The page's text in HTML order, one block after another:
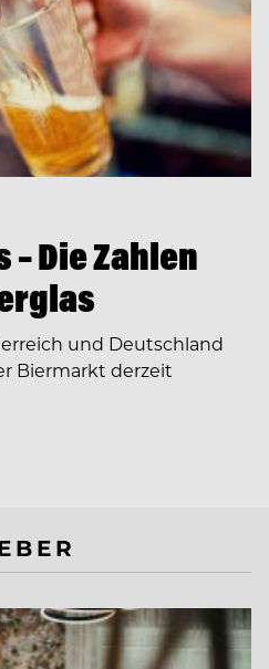
– Die Zahlen
und Deutschland
Biermarkt derzeit